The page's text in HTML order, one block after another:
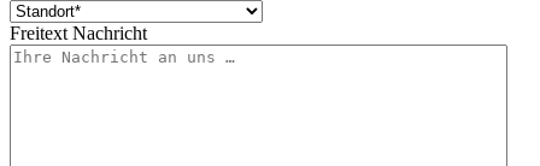
Freitext Nachricht